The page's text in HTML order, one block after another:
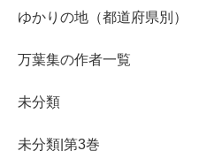
ゆかりの地（都道府県別）
万葉集の作者一覧
未分類
未分類|第3巻